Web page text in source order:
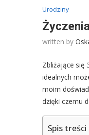
Urodziny
written by
Zbliżające się
idealnych
moim
dzięki czemu
Spis treści